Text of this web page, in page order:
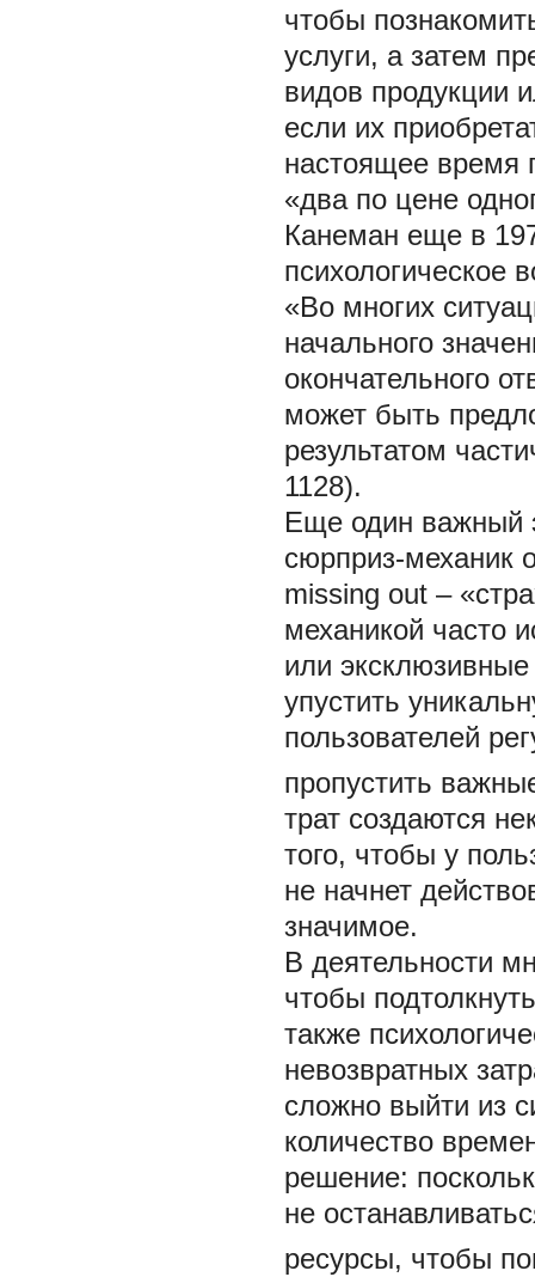
чтобы
услуги, а затем
видов продукции
если их
настоящее время
«два по цене
Канеман еще в
психологическое
«Во многих
начального
окончательного
может быть
результатом
1128).
Еще один важный
сюрприз-механик
missing out –
механикой часто
или
упустить
пользователей
пропустить
трат создаются
того, чтобы у
не начнет
значимое.
В деятельности
чтобы
также
невозвратных
сложно выйти из
количество
решение:
не
ресурсы, чтобы